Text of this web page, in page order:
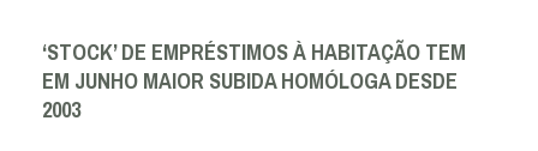
‘STOCK’ DE EMPRÉSTIMOS À HABITAÇÃO TEM
EM JUNHO MAIOR SUBIDA HOMÓLOGA DESDE
2003